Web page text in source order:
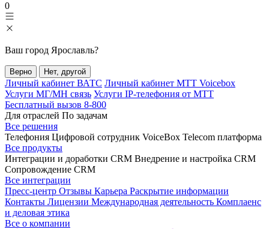
0
Ваш город Ярославль?
Верно Нет, другой
Личный кабинет ВАТС Личный кабинет МТТ Voicebox
Услуги МГ/МН связь Услуги IP-телефония от МТТ
Бесплатный вызов 8-800
Для отраслей По задачам
Все решения
Телефония Цифровой сотрудник VoiceBox Telecom платформа
Все продукты
Интеграции и доработки CRM Внедрение и настройка CRM
Сопровождение CRM
Все интеграции
Пресс-центр Отзывы Карьера Раскрытие информации
Контакты Лицензии Международная деятельность Комплаенс
и деловая этика
Все о компании